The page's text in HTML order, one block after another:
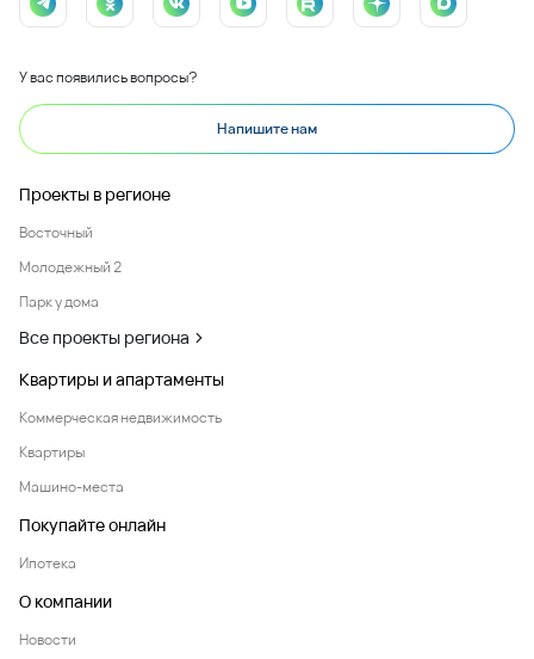
У вас появились вопросы?
Напишите нам
Проекты в регионе
Восточный
Молодежный 2
Парк у дома
Все проекты региона
Квартиры и апартаменты
Коммерческая недвижимость
Квартиры
Машино-места
Покупайте онлайн
Ипотека
О компании
Новости